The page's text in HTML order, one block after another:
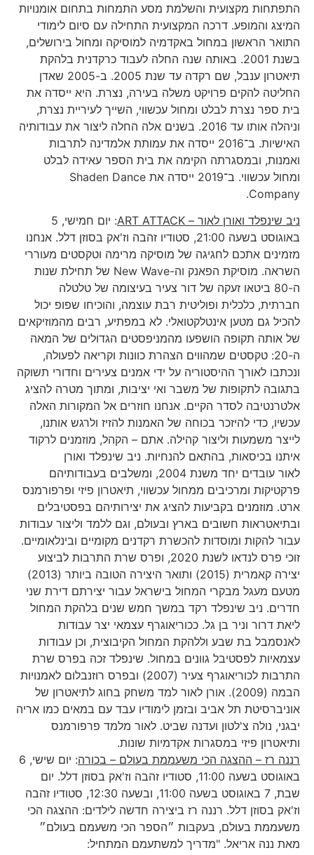
התפתחות מקצועית והשלמת מסע התמחות בתחום אומנויות
המיצג והמופע. דרכה המקצועית התחילה עם סיום לימודי
התואר הראשון במחול באקדמיה למוסיקה ומחול בירושלים,
בשנת 2001. באותה שנה החלה לעבוד כרקדנית בלהקת
תיאטרון ענבל, שם רקדה עד שנת 2005. ב-2005 שאדן
החליטה להקים פרויקט משלה בעירה, נצרת. היא ייסדה את
בית ספר נצרת לבלט ומחול עכשווי, השייך לעיריית נצרת,
וניהלה אותו עד 2016. בשנים אלה החלה ליצור את עבודותיה
האישיות. ב־2016 ייסדה את עמותת אלמדינה לתרבות
ואמנות, ובמסגרתה הקימה את בית הספר עאידה לבלט
ומחול עכשווי. ב־2019 ייסדה את Shaden Dance
Company.
ניב שינפלד ואורן לאור –ART ATTACK
: יום חמישי, 5
באוגוסט בשעה 21:00, סטודיו זהבה וז'אק בסוזן דלל. אנחנו
מזמינים אתכם לחגיגה של מוסיקה מרימה וטקסטים מעוררי
השראה. מוסיקת הפאנק וה-New Wave של תחילת שנות
ה-80 ביטאו זעקה של דור צעיר בעיצומה של טלטלה
חברתית, כלכלית ופוליטית רבת עוצמה, והוכיחו שפופ יכול
להכיל גם מטען אינטלקטואלי. לא במפתיע, רבים מהמוזיקאים
של אותה תקופה הושפעו מהמניפסטים הגדולים של המאה
ה-20: טקסטים שמהווים הצהרת כוונות וקריאה לפעולה,
ונכתבו לאורך ההיסטוריה על ידי אמנים צעירים וחדורי תשוקה
בתגובה לתקופות של משבר ואי יציבות, ומתוך מטרה להציג
אלטרנטיבה לסדר הקיים. אנחנו חוזרים אל המקורות האלה
עכשיו, כדי להיזכר בכוחה של האמנות להזיז ולרגש אותנו,
לייצר משמעות וליצור קהילה. אתם – הקהל, מוזמנים לרקוד
איתנו בכיסאות, בהתאם להנחיות. ניב שינפלד ואורן
לאור עובדים יחד משנת 2004, ומשלבים בעבודותיהם
פרקטיקות ומרכיבים ממחול עכשווי, תיאטרון פיזי ופרפורמנס
ארט. מוזמנים בקביעות להציג את יצירותיהם בפסטיבלים
ובתיאטראות חשובים בארץ ובעולם, וגם ללמד וליצור עבודות
עבור להקות ומוסדות להכשרת רקדנים מקומיים ובינלאומיים.
זוכי פרס לנדאו לשנת 2020, ופרס שרת התרבות לביצוע
יצירה קאמרית (2015) ותואר היצירה הטובה ביותר (2013)
מטעם מעגל מבקרי המחול בישראל עבור יצירתם דירת שני
חדרים. ניב שינפלד רקד במשך חמש שנים בלהקת המחול
ליאת דרור וניר בן גל. ככוריאוגרף עצמאי יצר עבודות
לאנסמבל בת שבע וללהקת המחול הקיבוצית, וכן עבודות
עצמאיות לפסטיבל גוונים במחול. שינפלד זכה בפרס שרת
התרבות לכוריאוגרף צעיר (2007) ובפרס רוזנבלום לאמנויות
הבמה (2009). אורן לאור למד משחק בחוג לתיאטרון של
אוניברסיטת תל אביב ובזמן לימודיו עבד עם במאים כמו אריה
יבגני, נולה צ'לטון ועדנה שביט. לאור מלמד פרפורמנס
ותיאטרון פיזי במסגרות אקדמיות שונות.
רננה רז – ההצגה הכי משעממת בעולם– בכורה
: יום שישי, 6
באוגוסט בשעה 11:00, סטודיו זהבה וז'אק בסוזן דלל. יום
שבת, 7 באוגוסט בשעה 11:00, ובשעה 12:30, סטודיו זהבה
וז'אק בסוזן דלל. רננה רז ביצירה חדשה לילדים: ההצגה הכי
משעממת בעולם, בעקבות ״הספר הכי משעמם בעולם״
מאת ננה אריאל. "מדריך למשתעמם המתחיל: